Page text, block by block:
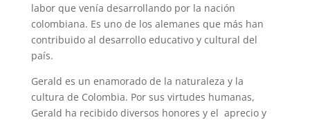
labor que venía desarrollando por la nación
colombiana. Es uno de los alemanes que más han
contribuido al desarrollo educativo y cultural del
país.
Gerald es un enamorado de la naturaleza y la
cultura de Colombia. Por sus virtudes humanas,
Gerald ha recibido diversos honores y el aprecio y